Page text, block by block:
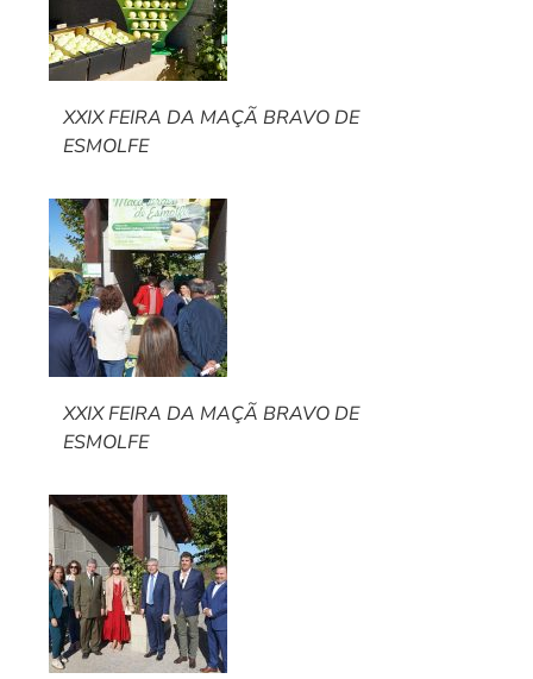
XXIX FEIRA DA MAÇÃ BRAVO DE
ESMOLFE
XXIX FEIRA DA MAÇÃ BRAVO DE
ESMOLFE